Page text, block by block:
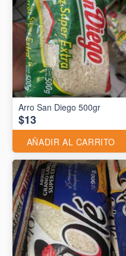
Arro San Diego 500gr
$13
AÑADIR AL CARRITO